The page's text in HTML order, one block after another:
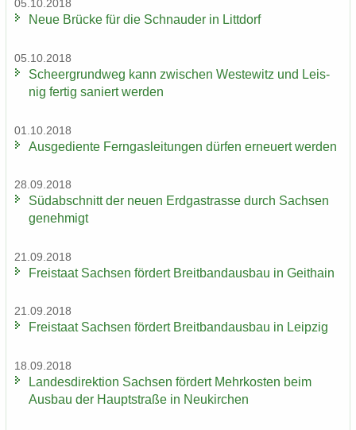
05.10.2018
Neue Brü­cke für die Schnau­der in Litt­dorf
05.10.2018
Scheergrund­weg kann zwi­schen Wes­te­witz und Leis­
nig fer­tig sa­niert wer­den
01.10.2018
Aus­ge­dien­te Fern­gas­lei­tun­gen dür­fen er­neu­ert wer­den
28.09.2018
Süd­ab­schnitt der neuen Erd­gas­tras­se durch Sach­sen
ge­neh­migt
21.09.2018
Frei­staat Sach­sen för­dert Breit­band­aus­bau in Geit­hain
21.09.2018
Frei­staat Sach­sen för­dert Breit­band­aus­bau in Leip­zig
18.09.2018
Lan­des­di­rek­ti­on Sach­sen för­dert Mehr­kos­ten beim
Aus­bau der Haupt­stra­ße in Neu­kir­chen